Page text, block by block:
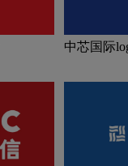
中芯国际